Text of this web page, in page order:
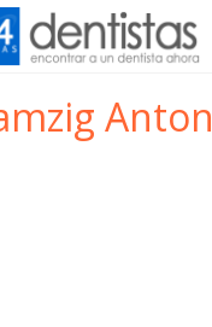
Anton